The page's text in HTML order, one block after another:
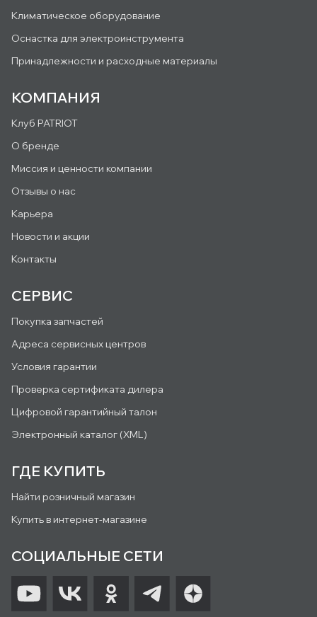
Климатическое оборудование
Оснастка для электроинструмента
Принадлежности и расходные материалы
КОМПАНИЯ
Клуб PATRIOT
О бренде
Миссия и ценности компании
Отзывы о нас
Карьера
Новости и акции
Контакты
СЕРВИС
Покупка запчастей
Адреса сервисных центров
Условия гарантии
Проверка сертификата дилера
Цифровой гарантийный талон
Электронный каталог (XML)
ГДЕ КУПИТЬ
Найти розничный магазин
Купить в интернет-магазине
СОЦИАЛЬНЫЕ СЕТИ